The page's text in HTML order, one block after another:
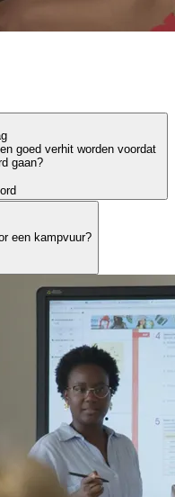
goed verhit worden voordat
gaan?
een kampvuur?